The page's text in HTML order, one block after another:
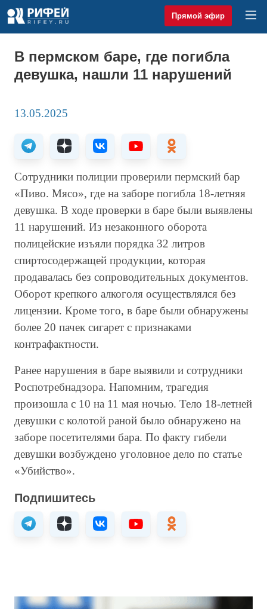
Прямой эфир
В пермском баре, где погибла
девушка, нашли 11 нарушений
13.05.2025
Сотрудники полиции проверили пермский бар
«Пиво. Мясо», где на заборе погибла 18-летняя
девушка. В ходе проверки в баре были выявлены
11 нарушений. Из незаконного оборота
полицейские изъяли порядка 32 литров
спиртосодержащей продукции, которая
продавалась без сопроводительных документов.
Оборот крепкого алкоголя осуществлялся без
лицензии. Кроме того, в баре были обнаружены
более 20 пачек сигарет с признаками
контрафактности.
Ранее нарушения в баре выявили и сотрудники
Роспотребнадзора. Напомним, трагедия
произошла с 10 на 11 мая ночью. Тело 18-летней
девушки с колотой раной было обнаружено на
заборе посетителями бара. По факту гибели
девушки возбуждено уголовное дело по статье
«Убийство».
Подпишитесь